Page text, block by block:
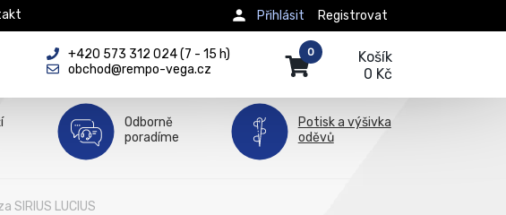
Registrovat
Přihlásit
+420 573 312 024 (7 - 15 h)
obchod@rempo-vega.cz
Košík
0 Kč
0
Odborně
poradíme
Potisk a výšivka
oděvů
SIRIUS LUCIUS